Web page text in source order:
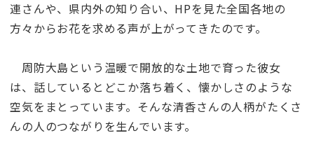
連さんや、県内外の知り合い、HPを見た全国各地の
方々からお花を求める声が上がってきたのです。
周防大島という温暖で開放的な土地で育った彼女
は、話しているとどこか落ち着く、懐かしさのような
空気をまとっています。そんな清香さんの人柄がたくさ
んの人のつながりを生んでいます。